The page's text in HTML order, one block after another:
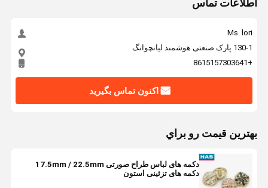
اطلاعات تماس
Ms. lori
130-1 پارک صنعتی هوشمند لیانچوانگ
+8615157303641
اکنون تماس بگیرید
بهترين قيمت رو براي
دکمه های لباس طراح صورتی 17.5mm / 22.5mm
دکمه های تزئینی استون